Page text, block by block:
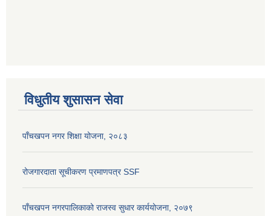
विधुतीय शुसासन सेवा
पाँचखपन नगर शिक्षा योजना, २०८३
रोजगारदाता सूचीकरण प्रमाणपत्र SSF
पाँचखपन नगरपालिकाको राजस्व सुधार कार्ययोजना, २०७९